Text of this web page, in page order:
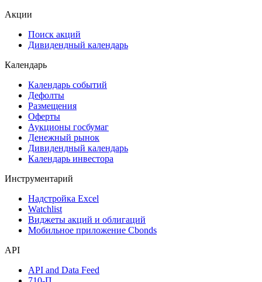
Акции
Поиск акций
Дивидендный календарь
Календарь
Календарь событий
Дефолты
Размещения
Оферты
Аукционы госбумаг
Денежный рынок
Дивидендный календарь
Календарь инвестора
Инструментарий
Надстройка Excel
Watchlist
Виджеты акций и облигаций
Мобильное приложение Cbonds
API
API and Data Feed